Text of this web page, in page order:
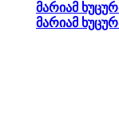
მარიამ
მარიამ